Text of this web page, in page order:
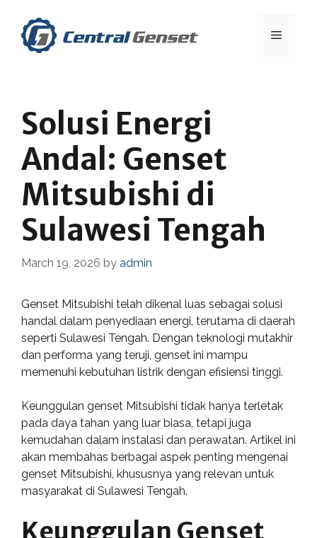
content
Menu
Solusi Energi
Andal: Genset
Mitsubishi di
Sulawesi Tengah
March 19, 2026 by admin
Genset Mitsubishi telah dikenal luas sebagai solusi
handal dalam penyediaan energi, terutama di daerah
seperti Sulawesi Tengah. Dengan teknologi mutakhir
dan performa yang teruji, genset ini mampu
memenuhi kebutuhan listrik dengan efisiensi tinggi.
Keunggulan genset Mitsubishi tidak hanya terletak
pada daya tahan yang luar biasa, tetapi juga
kemudahan dalam instalasi dan perawatan. Artikel ini
akan membahas berbagai aspek penting mengenai
genset Mitsubishi, khususnya yang relevan untuk
masyarakat di Sulawesi Tengah.
Keunggulan Genset